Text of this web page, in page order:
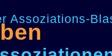
Assoziations-